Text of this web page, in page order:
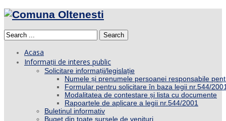
Search
Acasa
Informații de interes public
Solicitare informații/legislație
Numele și prenumele persoanei responsabile
Formular pentru solicitare în baza legii nr.544/
Modalitatea de contestare și lista cu documente
Rapoartele de aplicare a legii nr.544/2001
Buletinul informativ
Buget din toate sursele de venituri